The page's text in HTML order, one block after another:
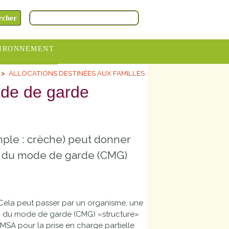
ALLOCATIONS DESTINÉES AUX FAMILLES
de garde
: crèche) peut donner
mode de garde (CMG)
peut passer par un organisme, une
mode de garde (CMG) «structure»
pour la prise en charge partielle